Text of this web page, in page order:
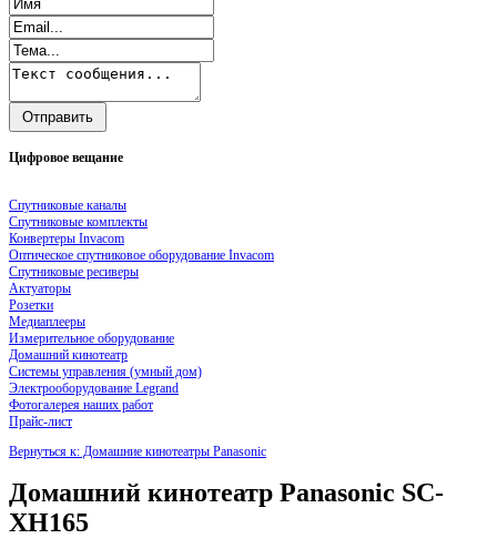
Цифровое вещание
Спутниковые каналы
Спутниковые комплекты
Конвертеры Invacom
Оптическое спутниковое оборудование Invacom
Спутниковые ресиверы
Актуаторы
Розетки
Медиаплееры
Измерительное оборудование
Домашний кинотеатр
Системы управления (умный дом)
Электрооборудование Legrand
Фотогалерея наших работ
Прайс-лист
Вернуться к: Домашние кинотеатры Panasonic
Домашний кинотеатр Panasonic SC-
XH165